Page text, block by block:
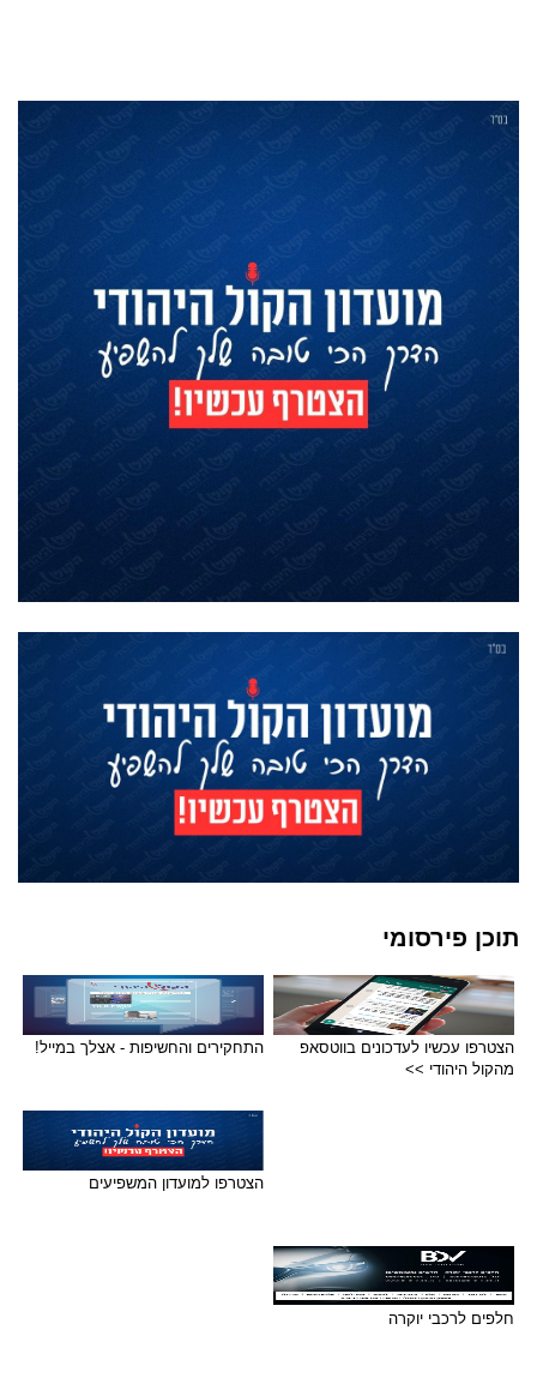
תוכן פירסומי
הצטרפו עכשיו לעדכונים בווטסאפ
מהקול היהודי >>
התחקירים והחשיפות - אצלך במייל!
הצטרפו למועדון המשפיעים
חלפים לרכבי יוקרה